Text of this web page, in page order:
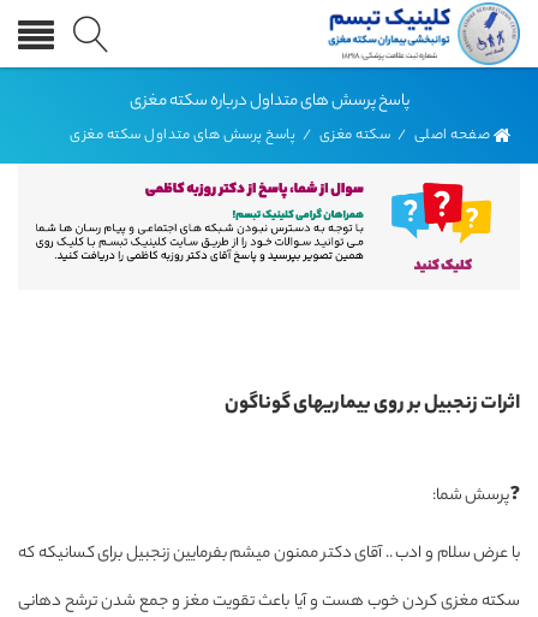
پاسخ پرسش های متداول درباره سکته مغزی
صفحه اصلی / سکته مغزی / پاسخ پرسش های متداول سکته مغزی
اثرات زنجبیل بر روی بیماریهای گوناگون
❓پرسش شما:
با عرض سلام و ادب .. آقای دکتر ممنون میشم بفرمایین زنجبیل برای کسانیکه که
سکته مغزی کردن خوب هست و آیا باعث تقویت مغز و جمع شدن ترشح دهانی